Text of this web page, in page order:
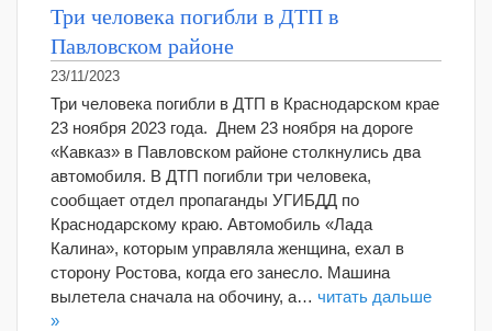
Три человека погибли в ДТП в
Павловском районе
23/11/2023
Три человека погибли в ДТП в Краснодарском крае
23 ноября 2023 года. Днем 23 ноября на дороге
«Кавказ» в Павловском районе столкнулись два
автомобиля. В ДТП погибли три человека,
сообщает отдел пропаганды УГИБДД по
Краснодарскому краю. Автомобиль «Лада
Калина», которым управляла женщина, ехал в
сторону Ростова, когда его занесло. Машина
вылетела сначала на обочину, а… читать дальше
»